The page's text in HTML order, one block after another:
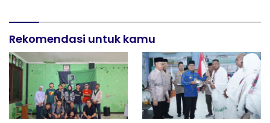
Rekomendasi untuk kamu